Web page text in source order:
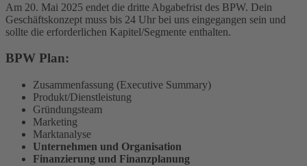
Am 20. Mai 2025 endet die dritte Abgabefrist des BPW. Dein
Geschäftskonzept muss bis 24 Uhr bei uns eingegangen sein und
sollte die erforderlichen Kapitel/Segmente enthalten.
BPW Plan:
Zusammenfassung (Executive Summary)
Produkt/Dienstleistung
Gründungsteam
Marketing
Marktanalyse
Unternehmen und Organisation
Finanzierung und Finanzplanung